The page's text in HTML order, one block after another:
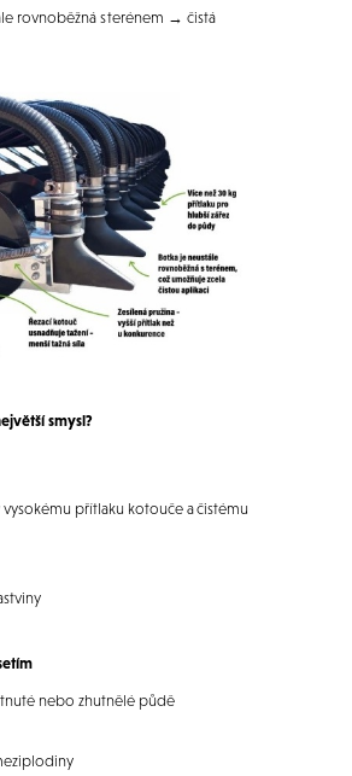
rovnoběžná s terénem → čistá
smysl?
vysokému přítlaku kotouče a čistému
nebo zhutnělé půdě